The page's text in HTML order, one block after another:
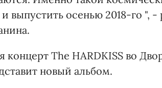
выпустить осенью 2018-го ", -
концерт The HARDKISS во
новый альбом.